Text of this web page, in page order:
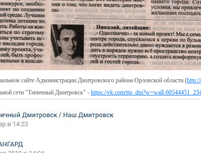
сайте Администрации Дмитровского района Орловской области (
сети "Типичный Дмитровск" - https://vk.com/tip_dm?w=wall-